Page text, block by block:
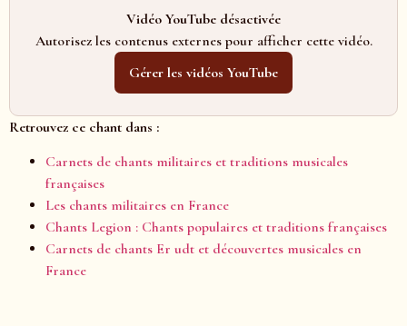
Vidéo YouTube désactivée
Autorisez les contenus externes pour afficher cette vidéo.
Gérer les vidéos YouTube
Retrouvez ce chant dans :
Carnets de chants militaires et traditions musicales
françaises
Les chants militaires en France
Chants Legion : Chants populaires et traditions françaises
Carnets de chants Er udt et découvertes musicales en
France